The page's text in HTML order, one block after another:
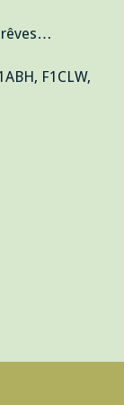
rêves…
F1CLW,